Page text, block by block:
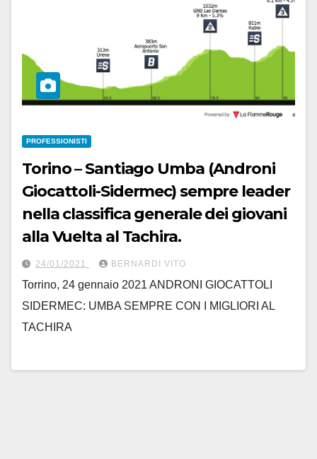
PROFESSIONISTI
Torino – Santiago Umba (Androni
Giocattoli-Sidermec) sempre leader
nella classifica generale dei giovani
alla Vuelta al Tachira.
24/01/2021 BERNARDI VITO
Torrino, 24 gennaio 2021 ANDRONI GIOCATTOLI
SIDERMEC: UMBA SEMPRE CON I MIGLIORI AL
TACHIRA